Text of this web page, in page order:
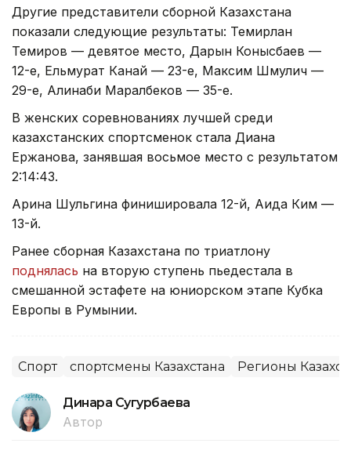
Другие представители сборной Казахстана
показали следующие результаты: Темирлан
Темиров — девятое место, Дарын Конысбаев —
12-е, Ельмурат Канай — 23-е, Максим Шмулич —
29-е, Алинаби Маралбеков — 35-е.
В женских соревнованиях лучшей среди
казахстанских спортсменок стала Диана
Ержанова, занявшая восьмое место с результатом
2:14:43.
Арина Шульгина финишировала 12-й, Аида Ким —
13-й.
Ранее сборная Казахстана по триатлону
поднялась на вторую ступень пьедестала в
смешанной эстафете на юниорском этапе Кубка
Европы в Румынии.
Спорт спортсмены Казахстана Регионы
Динара Сугурбаева
Автор